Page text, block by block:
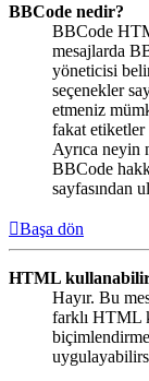
BBCode nedir?
BBCode
mesajlarda
yöneticisi
seçenekler
etmeniz
fakat etiketler
Ayrıca neyin
BBCode
sayfasından
Başa dön
HTML
Hayır. Bu
farklı HTML